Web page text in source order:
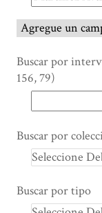
campo
específico":
1
Agregue un
Buscar por
156, 79)
Buscar por
Buscar por tipo